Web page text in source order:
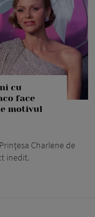
cu
face
motivul
Charlene de
inedit.